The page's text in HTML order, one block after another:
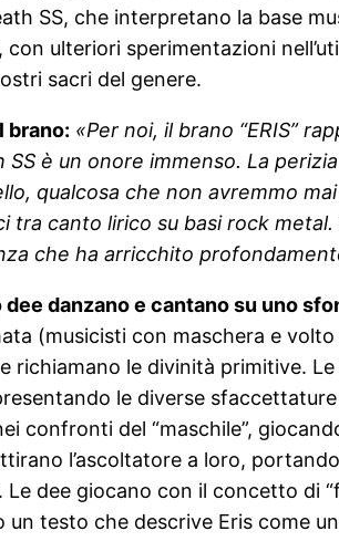
SS, che interpretano la base
ulteriori sperimentazioni
sacri del genere.
brano: «Per noi, il brano “ERIS”
è un onore immenso. La
qualcosa che non avremmo
tra canto lirico su basi rock
che ha arricchito
dee danzano e cantano su uno
(musicisti con maschera e
richiamano le divinità primitive.
le diverse
confronti del “maschile”,
l’ascoltatore a loro,
dee giocano con il concetto di
testo che descrive Eris come